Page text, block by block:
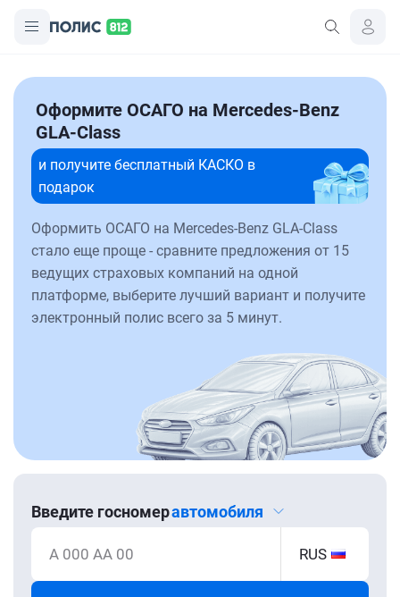
Оформите ОСАГО на Mercedes-Benz
GLA-Class
и получите бесплатный КАСКО в
подарок
Оформить ОСАГО на Mercedes-Benz GLA-Class
стало еще проще - сравните предложения от 15
ведущих страховых компаний на одной
платформе, выберите лучший вариант и получите
электронный полис всего за 5 минут.
Введите госномеравтомобиля
А 000 АА 00 RUS